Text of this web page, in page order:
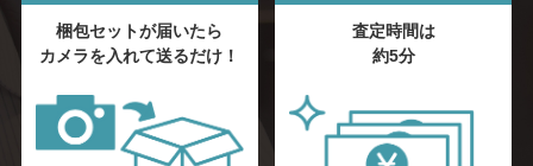
梱包セットが届いたら
カメラを入れて送るだけ！
査定時間は
約5分